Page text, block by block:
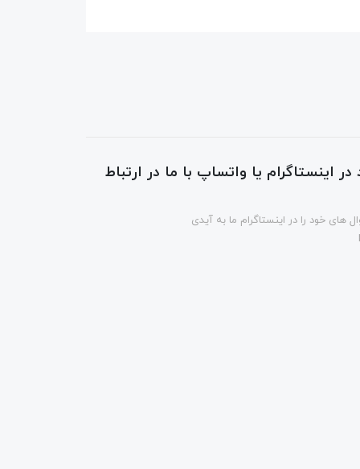
در اینستاگرام یا واتساپ با ما در ارتباط
های خود را در اینستاگرام ما به آیدی